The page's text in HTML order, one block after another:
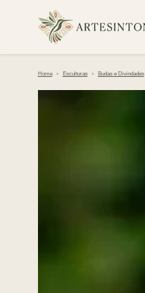
IR PARA O
CONTEÚDO
Home › Esculturas › Budas e Divindades